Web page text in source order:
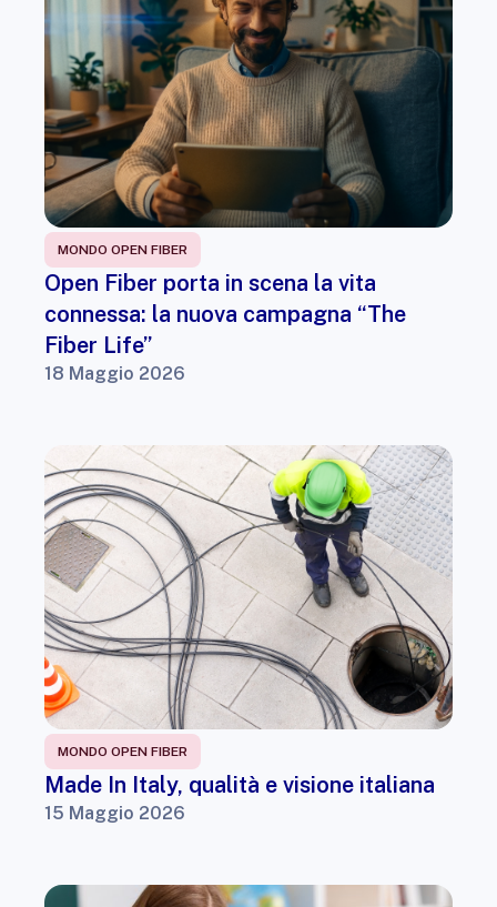
MONDO OPEN FIBER
Open Fiber porta in scena la vita
connessa: la nuova campagna “The
Fiber Life”
18 Maggio 2026
MONDO OPEN FIBER
Made In Italy, qualità e visione italiana
15 Maggio 2026